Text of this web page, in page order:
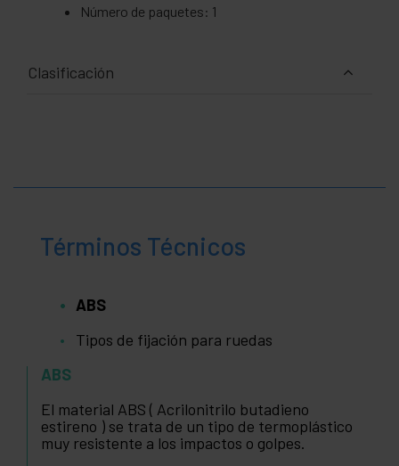
Número de paquetes: 1
Clasificación
Términos Técnicos
ABS
Tipos de fijación para ruedas
ABS
El material ABS ( Acrilonitrilo butadieno
estireno ) se trata de un tipo de termoplástico
muy resistente a los impactos o golpes.